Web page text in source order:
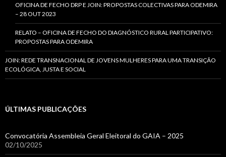
OFICINA DE FECHO DRP E JOIN: PROPOSTAS COLECTIVAS PARA ODEMIRA
– 28 OUT 2023
RELATO – OFICINA DE FECHO DO DIAGNÓSTICO RURAL PARTICIPATIVO:
PROPOSTAS PARA ODEMIRA
JOIN: REDE TRANSNACIONAL DE JOVENS MULHERES PARA UMA TRANSIÇÃO
ECOLÓGICA, JUSTA E SOCIAL
ÚLTIMAS PUBLICAÇÕES
Convocatória Assembleia Geral Eleitoral do GAIA – 2025
02/10/2025